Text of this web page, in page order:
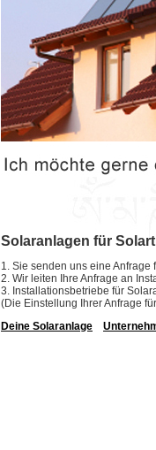
Solaranlagen für
1. Sie senden uns eine
2. Wir leiten Ihre Anfrage an
3. Installationsbetriebe für
(Die Einstellung Ihrer Anfrage
Deine Solaranlage